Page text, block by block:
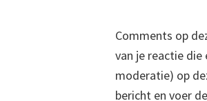
Comments op
van je reactie die
moderatie) op
bericht en voer